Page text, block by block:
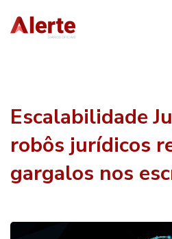
Escalabilidade
robôs jurídicos
gargalos nos